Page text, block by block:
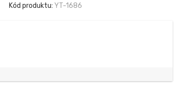
Kód produktu: YT-1686